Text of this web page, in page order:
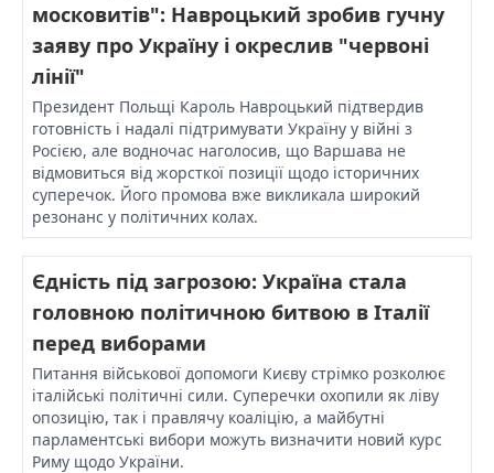
московитів": Навроцький зробив гучну
заяву про Україну і окреслив "червоні
лінії"
Президент Польщі Кароль Навроцький підтвердив
готовність і надалі підтримувати Україну у війні з
Росією, але водночас наголосив, що Варшава не
відмовиться від жорсткої позиції щодо історичних
суперечок. Його промова вже викликала широкий
резонанс у політичних колах.
Єдність під загрозою: Україна стала
головною політичною битвою в Італії
перед виборами
Питання військової допомоги Києву стрімко розколює
італійські політичні сили. Суперечки охопили як ліву
опозицію, так і правлячу коаліцію, а майбутні
парламентські вибори можуть визначити новий курс
Риму щодо України.